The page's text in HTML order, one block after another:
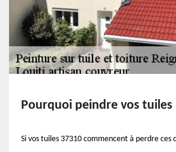
Pourquoi peindre vos tuiles
Si vos tuiles 37310 commencent à perdre ces